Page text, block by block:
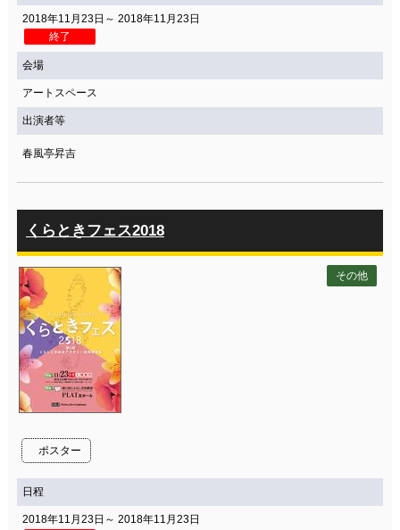
2018年11月23日～ 2018年11月23日
終了
会場
アートスペース
出演者等
春風亭昇吉
くらときフェス2018
ポスター
その他
日程
2018年11月23日～ 2018年11月23日